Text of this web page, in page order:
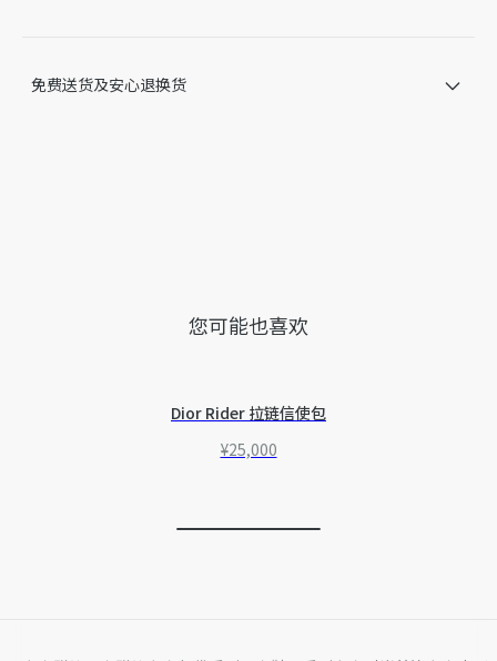
关问题，请致电迪奥客服中心。
免费送货及安心退换货
您可能也喜欢
Dior Rider 拉链信使包
¥25,000